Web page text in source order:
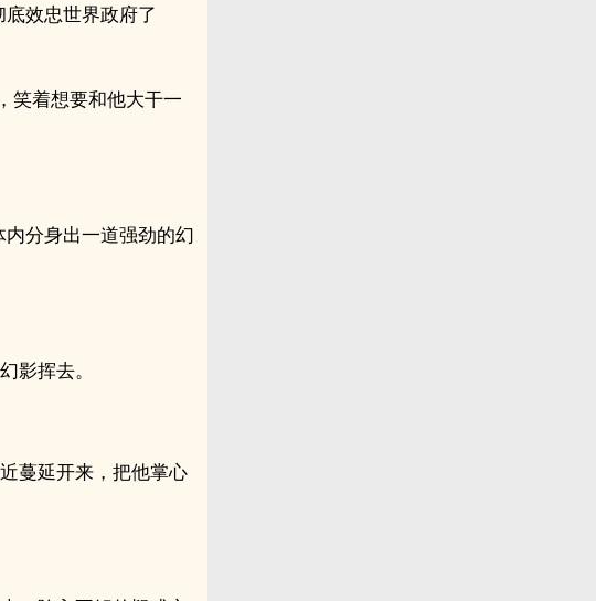
效忠世界政府了
笑着想要和他大干一
内分身出一道强劲的幻
影挥去。
蔓延开来，把他掌心